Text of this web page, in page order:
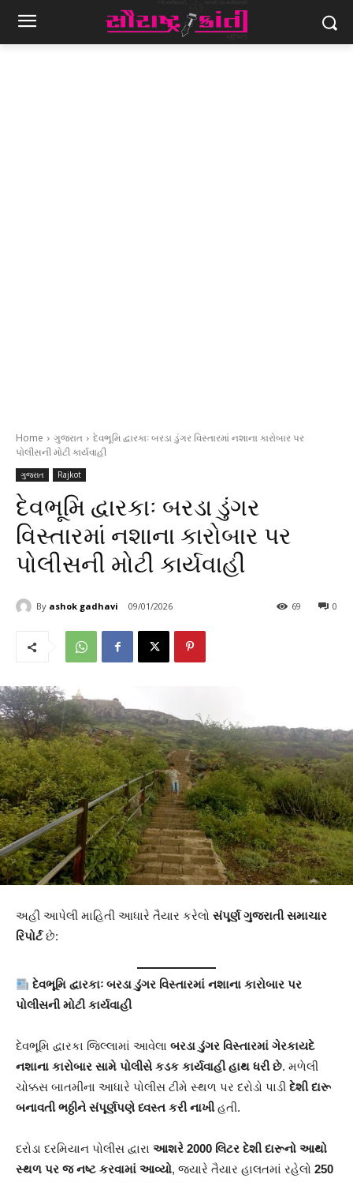
Home ગુજરાત
દેવભૂમિ દ્વારકાઃ બરડા ડુંગર વિસ્તારમાં નશાના કારોબાર પર
પોલીસની મોટી કાર્યવાહી
ગુજરાત Rajkot
દેવભૂમિ દ્વારકાઃ બરડા ડુંગર
વિસ્તારમાં નશાના કારોબાર પર
પોલીસની મોટી કાર્યવાહી
By ashok gadhavi 09/01/2026 0
69
અહીં આપેલી માહિતી આધારે તૈયાર કરેલો સંપૂર્ણ ગુજરાતી સમાચાર
રિપોર્ટછે:
દેવભૂમિ દ્વારકાઃ બરડા ડુંગર વિસ્તારમાં નશાના કારોબાર પર
પોલીસની મોટી કાર્યવાહી
દેવભૂમિ દ્વારકા જિલ્લામાં આવેલા બરડા ડુંગર વિસ્તારમાં ગેરકાયદે
નશાના કારોબાર સામે પોલીસે કડક કાર્યવાહી હાથ ધરી છે. મળેલી
ચોક્કસ બાતમીના આધારે પોલીસ ટીમે સ્થળ પર દરોડો પાડી દેશી દારૂ
બનાવતી ભઠ્ઠીને સંપૂર્ણપણે ધ્વસ્ત કરી નાખીહતી.
દરોડા દરમિયાન પોલીસ દ્વારા આશરે 2000 લિટર દેશી દારૂનો આથો
સ્થળ પર જ નષ્ટ કરવામાં આવ્યો, જ્યારે તૈયાર હાલતમાં રહેલો 250